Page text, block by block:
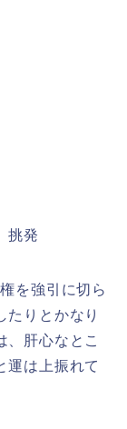
挑発
を強引に切ら
たりとかなり
、肝心なとこ
運は上振れて